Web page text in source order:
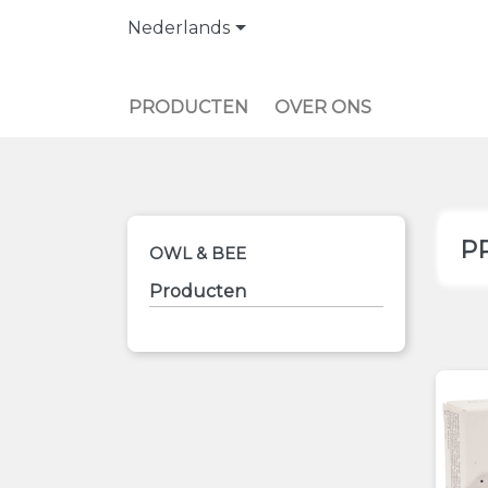
Nederlands
PRODUCTEN OVER ONS
OWL & BEE
Producten